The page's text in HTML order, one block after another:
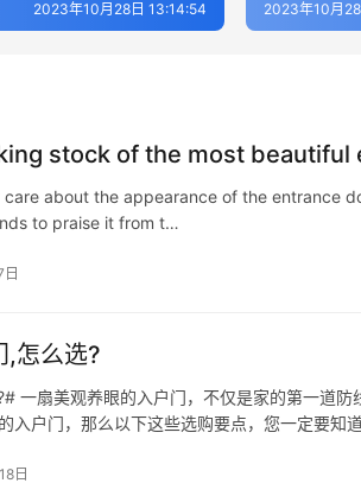
2023年10月28日 13:14:54 2023年10月
stock of the most
about the appearance of the entrance
to praise it from t…
,怎么选?
一扇美观养眼的入户门，不仅是家的第一道防
入户门，那么以下这些选购要点，您一定要知
日